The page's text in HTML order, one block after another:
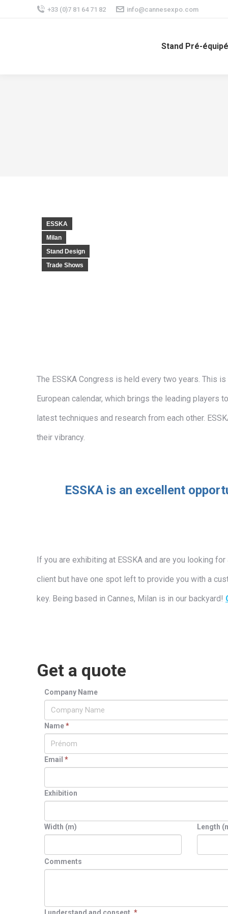
+33 (0)7 81 64 71 82 info@cannesexpo.com
Stand Pré-équipé
ESSKA
Milan
Stand Design
Trade Shows
The ESSKA Congress is held every two years. This
European calendar, which brings the leading players
latest techniques and research from each other.
their vibrancy.
ESSKA is an excellent
If you are exhibiting at ESSKA and are you looking
client but have one spot left to provide you with a
key. Being based in Cannes, Milan is in our backyard!
Get a quote
Company Name
Name*
Email *
Exhibition
Width (m) Length
Comments